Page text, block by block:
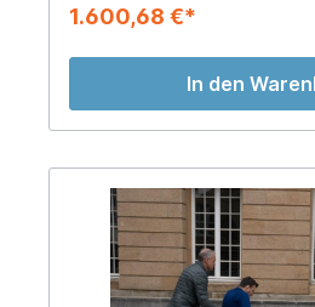
1.600,68 €*
In den